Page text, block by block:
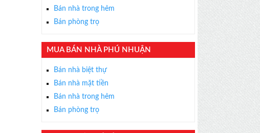
và 50 sales thân thiện, nhiệt tình,
Bán nhà trong hẻm
Bán phòng trọ
MUA BÁN NHÀ PHÚ NHUẬN
Bán nhà biệt thự
Bán nhà mặt tiền
Bán nhà trong hẻm
Bán phòng trọ